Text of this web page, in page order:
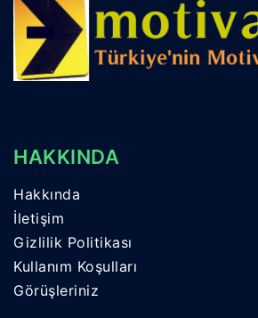
HAKKINDA
Hakkında
İletişim
Gizlilik Politikası
Kullanım Koşulları
Görüşleriniz